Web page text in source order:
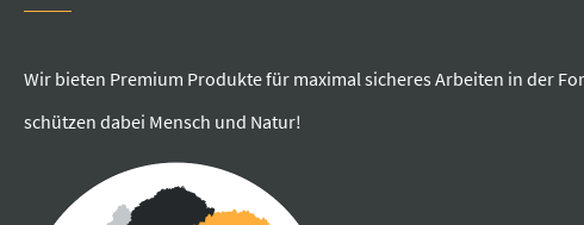
Wir bieten Premium Produkte für maximal sicheres Arbeiten in der
schützen dabei Mensch und Natur!